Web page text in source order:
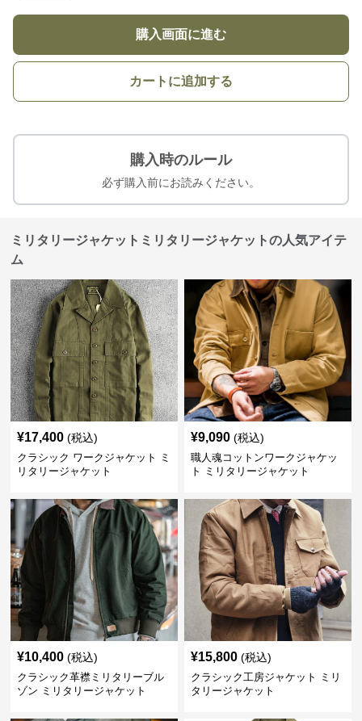
購入画面に進む
カートに追加する
購入時のルール
必ず購入前にお読みください。
ミリタリージャケットミリタリージャケットの人気アイテ
ム
¥17,400 (税込)
クラシック ワークジャケット ミ
リタリージャケット
¥9,090 (税込)
職人魂コットンワークジャケッ
ト ミリタリージャケット
¥10,400 (税込)
クラシック革襟ミリタリーブル
ゾン ミリタリージャケット
¥15,800 (税込)
クラシック工房ジャケット ミリ
タリージャケット